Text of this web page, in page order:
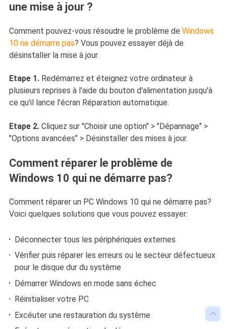

une mise à jour ?
Comment pouvez-vous résoudre le problème de Windows
10 ne démarre pas? Vous pouvez essayer déjà de
désinstaller la mise à jour.
Etape 1.Redémarrez et éteignez votre ordinateur à
plusieurs reprises à l'aide du bouton d'alimentation jusqu'à
ce qu'il lance l'écran Réparation automatique.
Etape 2.Cliquez sur "Choisir une option" > "Dépannage" >
"Options avancées" > Désinstaller des mises à jour.
Comment réparer le problème de
Windows 10 qui ne démarre pas?
Comment réparer un PC Windows 10 qui ne démarre pas?
Voici quelques solutions que vous pouvez essayer:
Déconnecter tous les périphériques externes
Vérifier puis réparer les erreurs ou le secteur défectueux
pour le disque dur du système
Démarrer Windows en mode sans échec
Réinitialiser votre PC
Excéuter une restauration du système